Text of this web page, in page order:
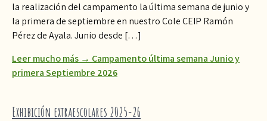
la realización del campamento la última semana de junio y
la primera de septiembre en nuestro Cole CEIP Ramón
Pérez de Ayala. Junio desde […]
Leer mucho más → Campamento última semana Junio y
primera Septiembre 2026
Exhibición extraescolares 2025-26